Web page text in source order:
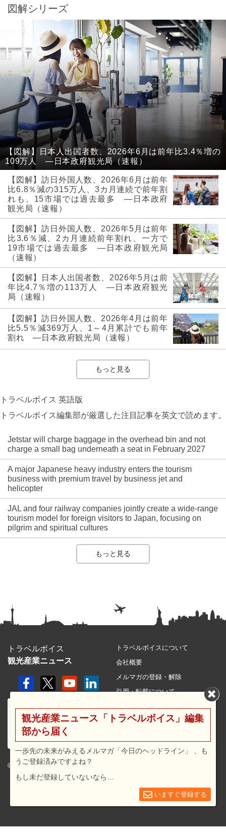
図解シリーズ
【図解】日本人出国者数、2026年6月は前年比3.4％増の
109万人 ―日本政府観光局（速報）
【図解】訪日外国人数、2026年6月は前年
比6.8％減の315万人、3カ月連続で前年割
れも、15市場では過去最多 ―日本政府
観光局（速報）
【図解】訪日外国人数、2026年5月は前年
比3.6％減、2カ月連続前年割れ、一方で
19市場では過去最多 ―日本政府観光局
（速報）
【図解】日本人出国者数、2026年5月は前
年比4.7％増の113万人 ―日本政府観光
局（速報）
【図解】訪日外国人数、2026年4月は前年
比5.5％減369万人、1～4月累計でも前年
割れ ―日本政府観光局（速報）
もっと見る
トラベルボイス 英語版
トラベルボイス編集部が厳選した注目記事を英文で読めます。
Jetstar will charge baggage in the overhead bin and not
charge a small bag underneath a seat in February 2027
A major Japanese heavy industry enters the tourism
business with premium travel by business jet and
helicopter
JAL and four railway companies jointly create a wide-range
tourism model for foreign visitors to Japan, focusing on
pilgrim and spiritual cultures
もっと見る
トラベルボイス
観光産業ニュース
© 2026 travel voice.
トラベルボイスについて
会社概要
メルマガの登録・解除
引用・転載について
利用規約
広告メニュー・料金
観光産業ニュース「トラベルボイス」編集
部から届く
一歩先の未来がみえるメルマガ「今日のヘッドライン」 、も
うご登録済みですよね？
もし未だ登録していないなら…
いますぐ登録する